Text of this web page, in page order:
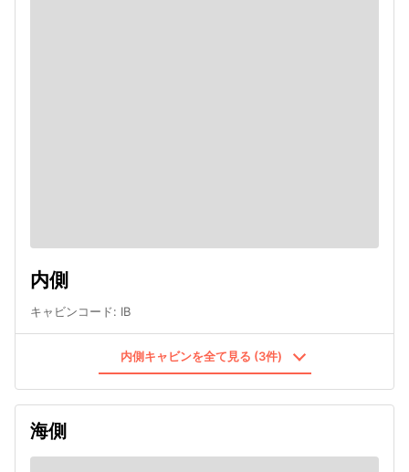
内側
キャビンコード: IB
内側キャビンを全て見る (3件)
海側